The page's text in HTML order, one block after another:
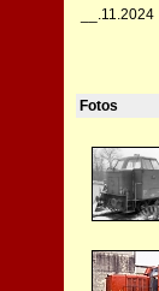
__.11.2024
Fotos